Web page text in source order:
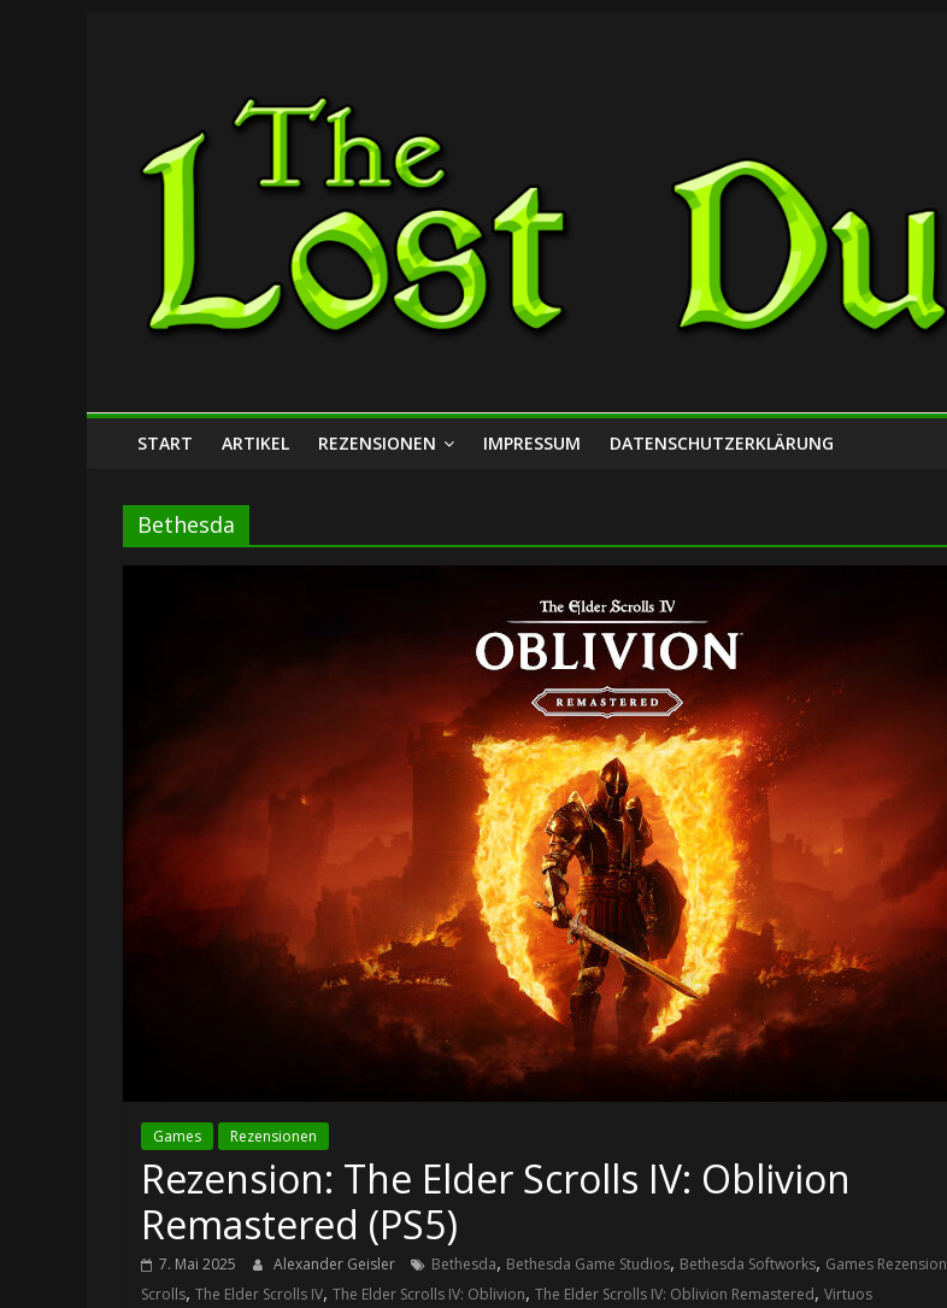
Lost
Dungeon
START ARTIKEL REZENSIONEN IMPRESSUM DATENSCHUTZERKLÄRUNG
Bethesda
Games Rezensionen
Rezension: The Elder Scrolls IV: Oblivion
Remastered (PS5)
7. Mai 2025 Alexander Geisler Bethesda, Bethesda Game Studios, Bethesda Softworks, Games Rezension
Scrolls, The Elder Scrolls IV, The Elder Scrolls IV: Oblivion, The Elder Scrolls IV: Oblivion Remastered, Virtuos